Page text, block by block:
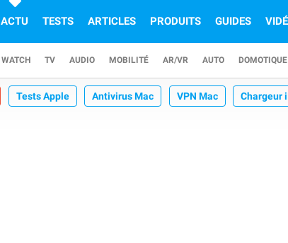
ACTU TESTS ARTICLES PRODUITS GUIDES
WATCH TV AUDIO MOBILITÉ AR/VR AUTO DOMOTIQUE
Tests Apple Antivirus Mac VPN Mac Chargeur